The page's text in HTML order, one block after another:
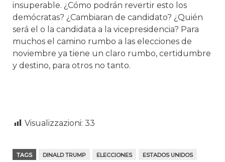
insuperable. ¿Cómo podrán revertir esto los
demócratas? ¿Cambiaran de candidato? ¿Quién
será el o la candidata a la vicepresidencia? Para
muchos el camino rumbo a las elecciones de
noviembre ya tiene un claro rumbo, certidumbre
y destino, para otros no tanto.
Visualizzazioni: 33
TAGS DINALD TRUMP ELECCIONES ESTADOS UNIDOS